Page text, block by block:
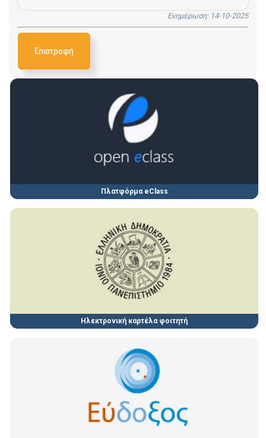
Ενημέρωση: 14-10-2025
Επιστροφή
Πλατφόρμα eClass
Ηλεκτρονική καρτέλα φοιτητή